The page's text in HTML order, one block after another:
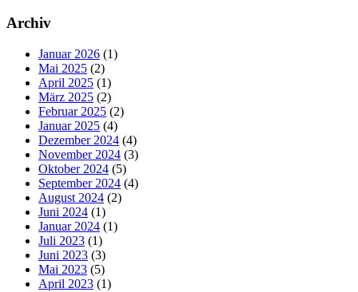
Archiv
Januar 2026 (1)
Mai 2025 (2)
April 2025 (1)
März 2025 (2)
Februar 2025 (2)
Januar 2025 (4)
Dezember 2024 (4)
November 2024 (3)
Oktober 2024 (5)
September 2024 (4)
August 2024 (2)
Juni 2024 (1)
Januar 2024 (1)
Juli 2023 (1)
Juni 2023 (3)
Mai 2023 (5)
April 2023 (1)